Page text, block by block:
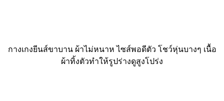
กางเกงยีนส์ขาบาน ผ้าไม่หนาห ไซส์พอดีตัว โชว์หุ่นบางๆ เนื้อ
ผ้าทิ้งตัวทำให้รูปร่างดูสูงโปร่ง